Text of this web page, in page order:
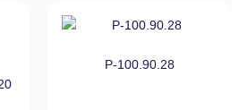
P-100.90.28